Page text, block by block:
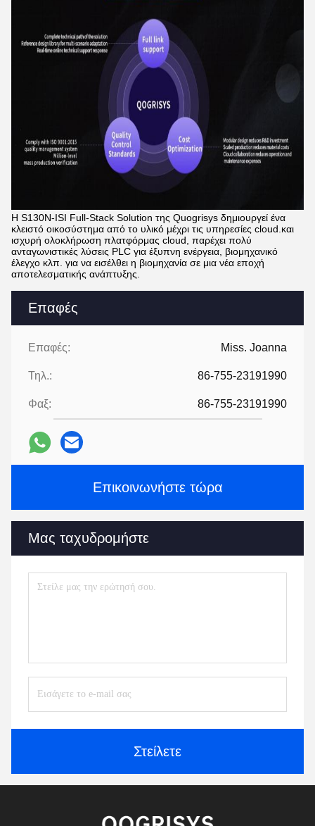
Επαφές
Επαφές: Miss. Joanna
Τηλ.: 86-755-23191990
Φαξ: 86-755-23191990
Επικοινωνήστε τώρα
Μας ταχυδρομήστε
Στείλετε
Η S130N-ISI Full-Stack Solution της Quogrisys δημιουργεί ένα
κλειστό οικοσύστημα από το υλικό μέχρι τις υπηρεσίες cloud.και
ισχυρή ολοκλήρωση πλατφόρμας cloud, παρέχει πολύ
ανταγωνιστικές λύσεις PLC για έξυπνη ενέργεια, βιομηχανικό
έλεγχο κλπ. για να εισέλθει η βιομηχανία σε μια νέα εποχή
αποτελεσματικής ανάπτυξης.